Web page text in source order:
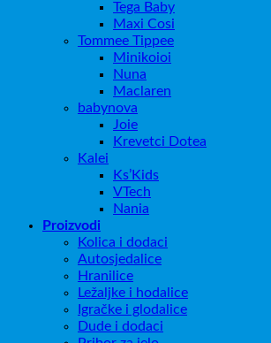
Tega Baby
Maxi Cosi
Tommee Tippee
Minikoioi
Nuna
Maclaren
babynova
Joie
Krevetci Dotea
Kalei
Ks’Kids
VTech
Nania
Proizvodi
Kolica i dodaci
Autosjedalice
Hranilice
Ležaljke i hodalice
Igračke i glodalice
Dude i dodaci